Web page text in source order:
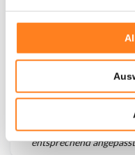
haben wir
das hypothetische
entsprechend